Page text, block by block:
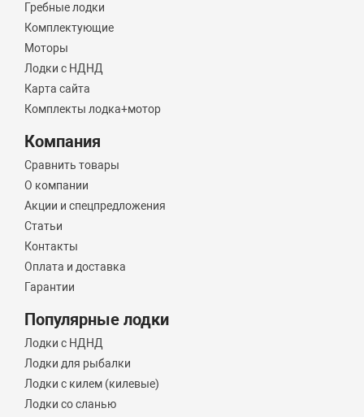
Гребные лодки
Комплектующие
Моторы
Лодки с НДНД
Карта сайта
Комплекты лодка+мотор
Компания
Сравнить товары
О компании
Акции и спецпредложения
Статьи
Контакты
Оплата и доставка
Гарантии
Популярные лодки
Лодки с НДНД
Лодки для рыбалки
Лодки с килем (килевые)
Лодки со сланью